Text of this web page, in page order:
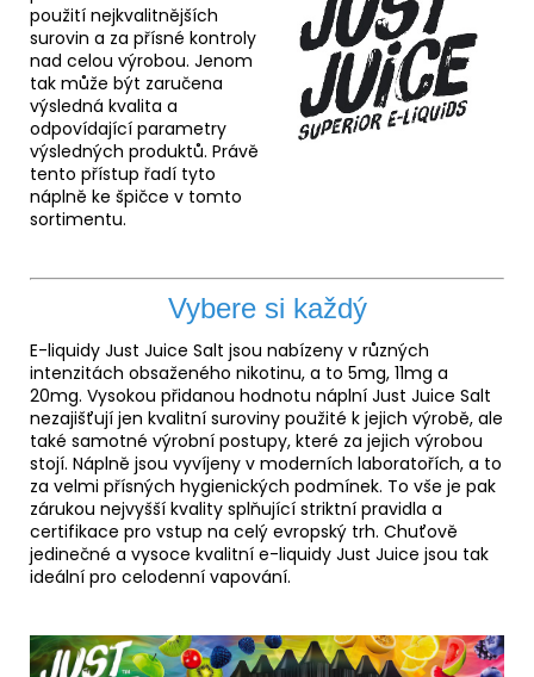
použití nejkvalitnějších
surovin a za přísné kontroly
nad celou výrobou. Jenom
tak může být zaručena
výsledná kvalita a
odpovídající parametry
výsledných produktů. Právě
tento přístup řadí tyto
náplně ke špičce v tomto
sortimentu.
Vybere si každý
E-liquidy Just Juice Salt jsou nabízeny v různých
intenzitách obsaženého nikotinu, a to 5mg, 11mg a
20mg. Vysokou přidanou hodnotu náplní Just Juice Salt
nezajišťují jen kvalitní suroviny použité k jejich výrobě, ale
také samotné výrobní postupy, které za jejich výrobou
stojí. Náplně jsou vyvíjeny v moderních laboratořích, a to
za velmi přísných hygienických podmínek. To vše je pak
zárukou nejvyšší kvality splňující striktní pravidla a
certifikace pro vstup na celý evropský trh. Chuťově
jedinečné a vysoce kvalitní e-liquidy Just Juice jsou tak
ideální pro celodenní vapování.